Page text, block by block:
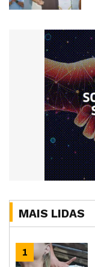
MAIS LIDAS